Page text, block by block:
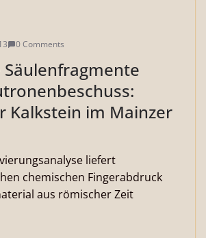
0 Comments
Säulenfragmente
Kalkstein im Mainzer
liefert
chemischen Fingerabdruck
aus römischer Zeit